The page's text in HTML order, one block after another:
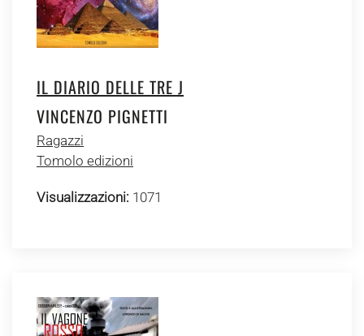
IL DIARIO DELLE TRE J
VINCENZO PIGNETTI
Ragazzi
Tomolo edizioni
Visualizzazioni: 1071